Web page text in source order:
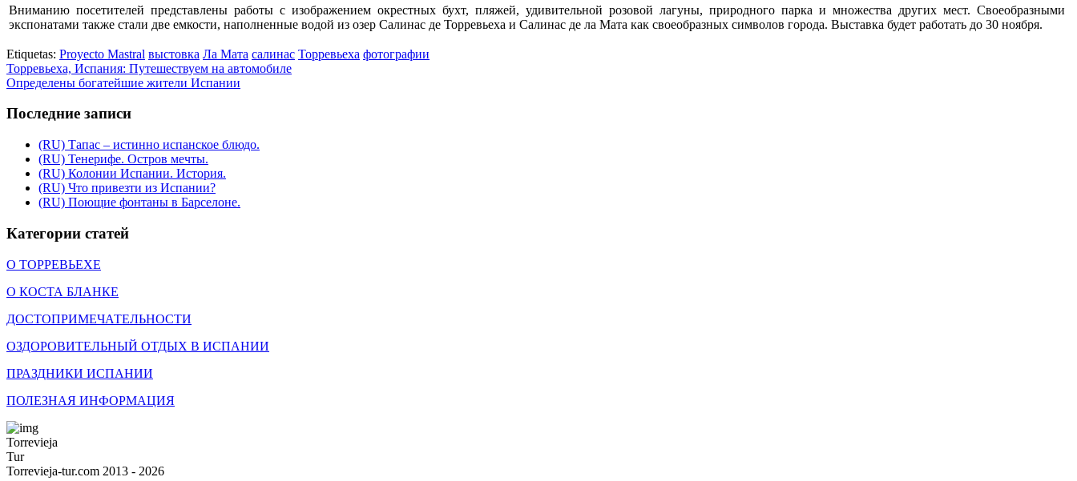
Вниманию посетителей представлены работы с изображением окрестных бухт, пляжей, удивительной розовой лагуны, природного парка и множества других мест. Своеобразными
экспонатами также стали две емкости, наполненные водой из озер Салинас де Торревьеха и Салинас де ла Мата как своеобразных символов города. Выставка будет работать до 30 ноября.
Etiquetas: Proyecto Mastral выстовка Ла Мата салинас Торревьеха фотографии
Торревьеха, Испания: Путешествуем на автомобиле
Определены богатейшие жители Испании
Последние записи
(RU) Тапас – истинно испанское блюдо.
(RU) Тенерифе. Остров мечты.
(RU) Колонии Испании. История.
(RU) Что привезти из Испании?
(RU) Поющие фонтаны в Барселоне.
Категории статей
О ТОРРЕВЬЕХЕ
О КОСТА БЛАНКЕ
ДОСТОПРИМЕЧАТЕЛЬНОСТИ
ОЗДОРОВИТЕЛЬНЫЙ ОТДЫХ В ИСПАНИИ
ПРАЗДНИКИ ИСПАНИИ
ПОЛЕЗНАЯ ИНФОРМАЦИЯ
Torrevieja
Tur
Torrevieja-tur.com 2013 - 2026